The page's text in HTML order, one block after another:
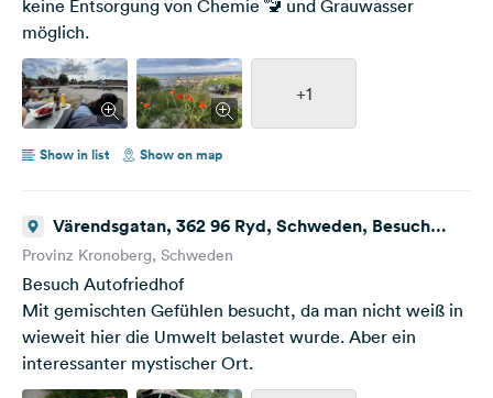
keine Entsorgung von Chemie 🚾 und Grauwasser
möglich.
+1
Show in list Show on map
Värendsgatan, 362 96 Ryd, Schweden, Besuch
Autofriedhof
Provinz Kronoberg, Schweden
Besuch Autofriedhof
Mit gemischten Gefühlen besucht, da man nicht weiß in
wieweit hier die Umwelt belastet wurde. Aber ein
interessanter mystischer Ort.